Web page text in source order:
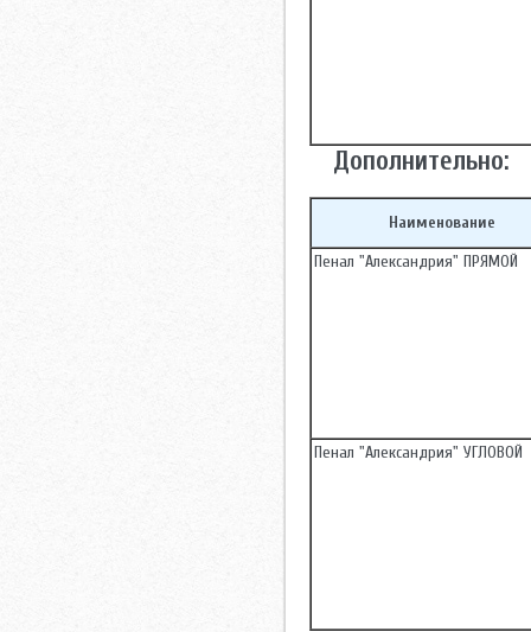
Дополнительно:
Наименование
Пенал "Александрия" ПРЯМОЙ
Пенал "Александрия" УГЛОВОЙ